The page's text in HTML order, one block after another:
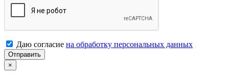
Даю согласие на обработку персональных данных
Отправить
×